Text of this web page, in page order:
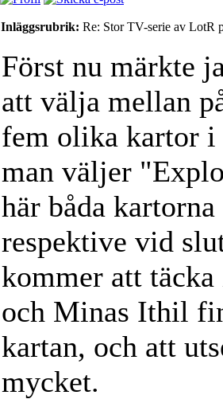
Inläggsrubrik: Re: Stor TV-serie av LotR
Först nu märkte
att välja mellan
fem olika kartor i
man väljer
här båda
respektive vid
kommer att
och Minas Ithil
kartan, och att
mycket.